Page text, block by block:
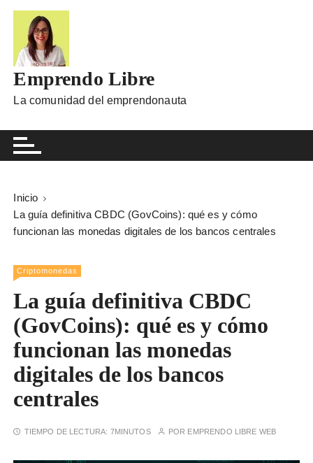
t
Emprendo Libre
La comunidad del emprendonauta
Inicio
La guía definitiva CBDC (GovCoins): qué es y cómo
funcionan las monedas digitales de los bancos centrales
Criptomonedas
La guía definitiva CBDC
(GovCoins): qué es y cómo
funcionan las monedas
digitales de los bancos
centrales
TIEMPO DE LECTURA: 7MINUTOS POR EMPRENDO LIBRE WEB